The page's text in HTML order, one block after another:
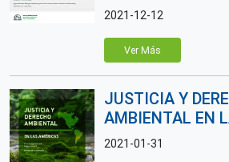
2021-12-12
Ver Más
JUSTICIA Y
AMBIENTAL EN
2021-01-31